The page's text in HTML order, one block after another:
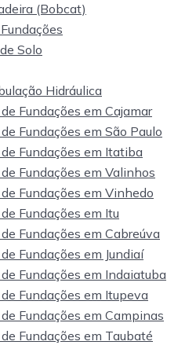
(Bobcat)
Solo
Hidráulica
Fundações em Cajamar
Fundações em São Paulo
Fundações em Itatiba
Fundações em Valinhos
Fundações em Vinhedo
Fundações em Itu
Fundações em Cabreúva
Fundações em Jundiaí
Fundações em Indaiatuba
Fundações em Itupeva
Fundações em Campinas
Fundações em Taubaté